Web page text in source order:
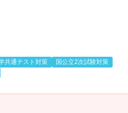
共通テスト対策
国公立2次試験対策